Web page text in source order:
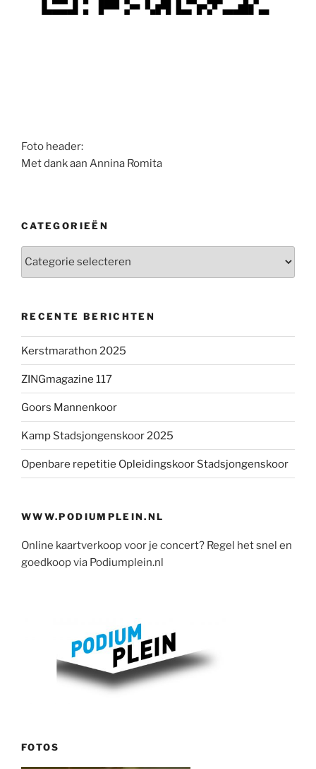
Foto header:
Met dank aan Annina Romita
CATEGORIEËN
RECENTE BERICHTEN
Kerstmarathon 2025
ZINGmagazine 117
Goors Mannenkoor
Kamp Stadsjongenskoor 2025
Openbare repetitie Opleidingskoor Stadsjongenskoor
WWW.PODIUMPLEIN.NL
Online kaartverkoop voor je concert? Regel het snel en
goedkoop via Podiumplein.nl
FOTOS